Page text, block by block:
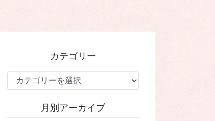
カテゴリー
テ
月別アーカイブ